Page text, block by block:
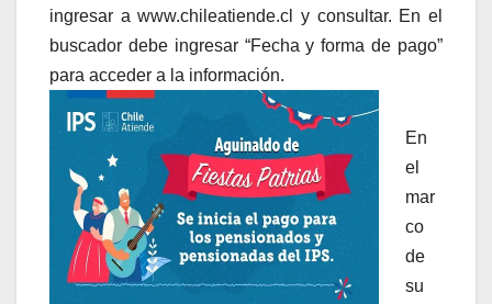
ingresar a www.chileatiende.cl y consultar. En el
buscador debe ingresar “Fecha y forma de pago”
para acceder a la información.
En
el
mar
co
de
su